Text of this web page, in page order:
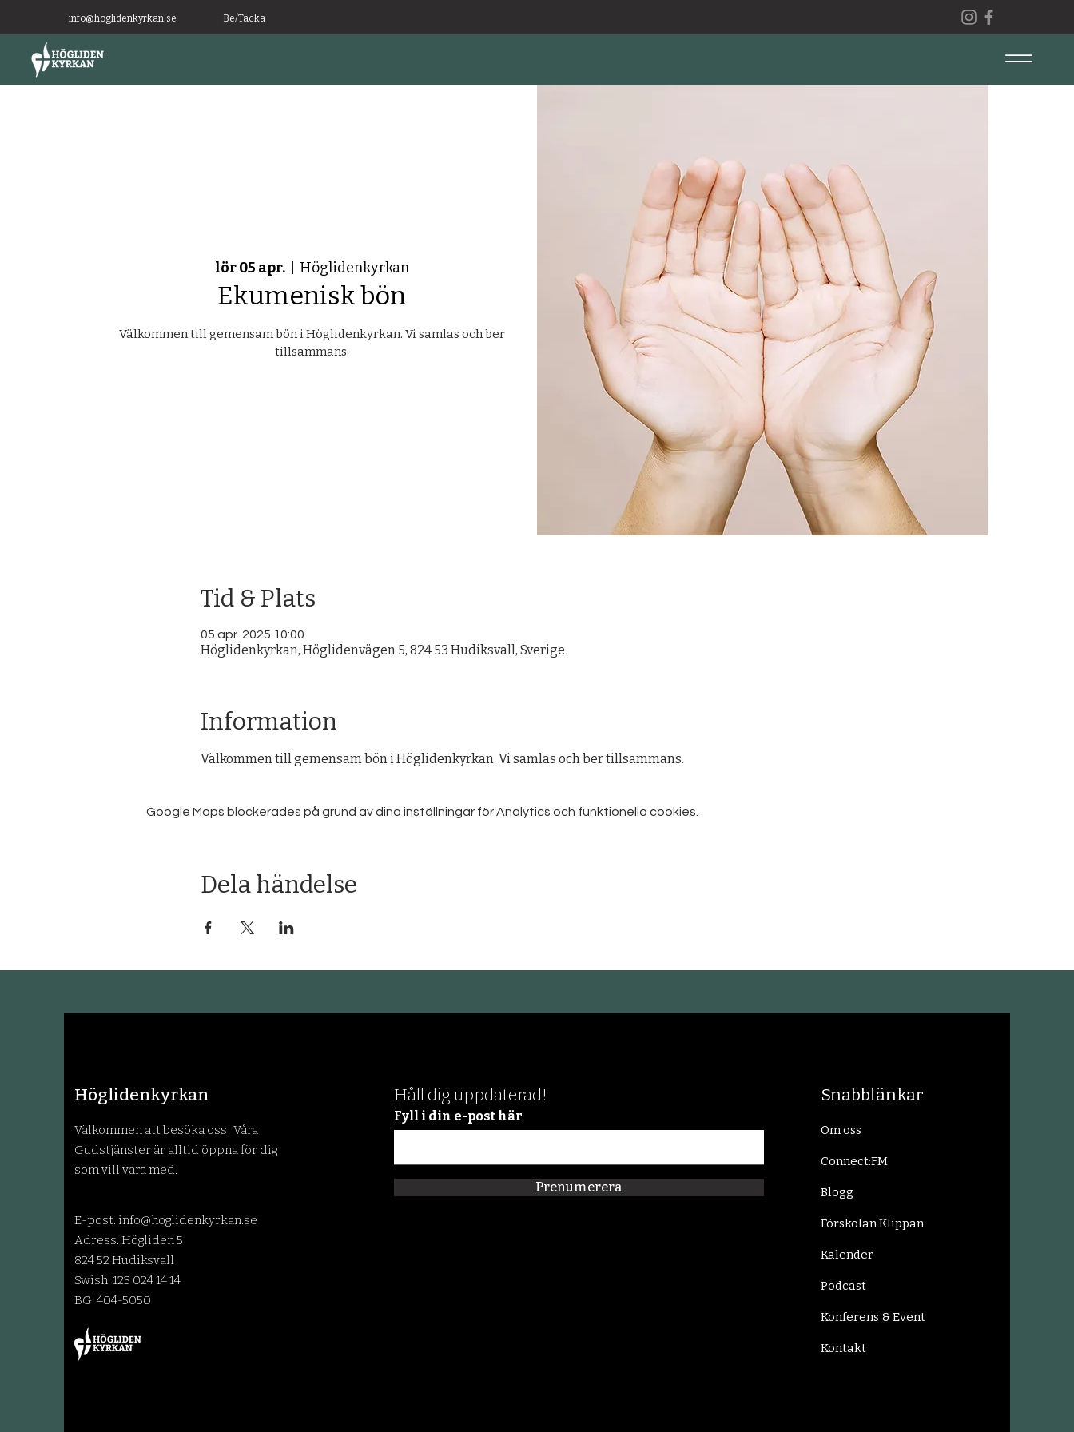
info@hoglidenkyrkan.se Be/Tacka
lör 05 apr.
  |
Höglidenkyrkan
Ekumenisk bön
Välkommen till gemensam bön i Höglidenkyrkan. Vi samlas och ber
tillsammans.
Tid & Plats
05 apr. 2025 10:00
Höglidenkyrkan, Höglidenvägen 5, 824 53 Hudiksvall, Sverige
Information
Välkommen till gemensam bön i Höglidenkyrkan. Vi samlas och ber tillsammans.
Google Maps blockerades på grund av dina inställningar för Analytics och funktionella cookies.
Dela händelse
Höglidenkyrkan
Välkommen att besöka oss! Våra
Gudstjänster är alltid öppna för dig
som vill vara med.
E-post: info@hoglidenkyrkan.se
Adress: Högliden 5
824 52 Hudiksvall
Swish: 123 024 14 14
BG: 404-5050
Håll dig uppdaterad!
Fyll i din e-post här
Prenumerera
Snabblänkar
Om oss
Connect:FM
Blogg
Förskolan Klippan
Kalender
Podcast
Konferens & Event
Kontakt